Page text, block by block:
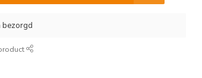
bezorgd